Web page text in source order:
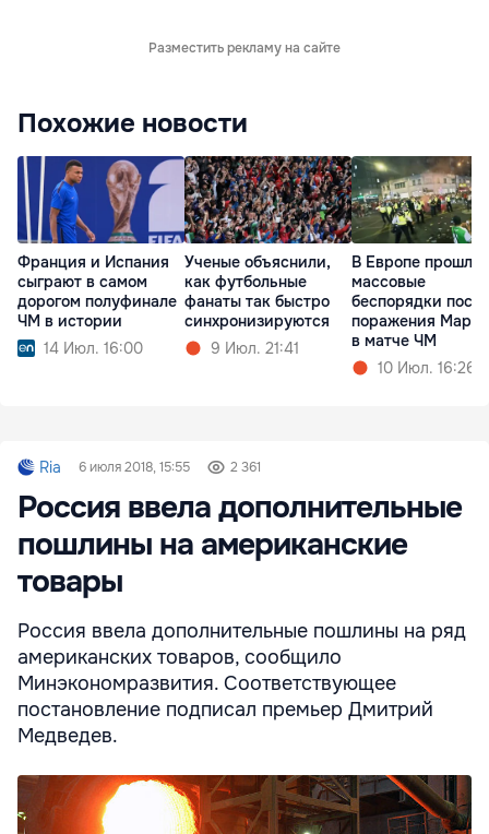
Разместить рекламу на сайте
Похожие новости
Франция и Испания
сыграют в самом
дорогом полуфинале
ЧМ в истории
14 Июл. 16:00
Ученые объяснили,
как футбольные
фанаты так быстро
синхронизируются
9 Июл. 21:41
В Европе прошли
массовые
беспорядки после
поражения
в матче ЧМ
10 Июл. 16:26
Ria 6 июля 2018, 15:55 2 361
Россия ввела дополнительные
пошлины на американские
товары
Россия ввела дополнительные пошлины на ряд
американских товаров, сообщило
Минэкономразвития. Соответствующее
постановление подписал премьер Дмитрий
Медведев.